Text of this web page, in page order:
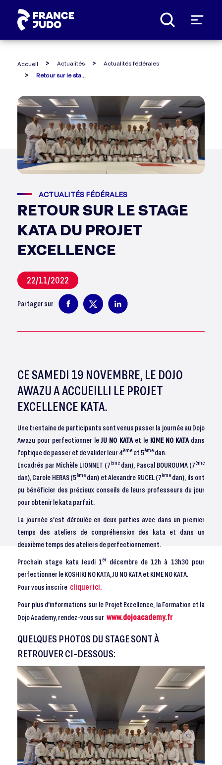
Accueil Actualités
Actualités fédérales
ACTUALITÉS FÉDÉRALES
RETOUR SUR LE STAGE
KATA DU PROJET
EXCELLENCE
22/11/2022
Partager sur
CE SAMEDI 19 NOVEMBRE, LE DOJO
AWAZU A ACCUEILLI LE PROJET
EXCELLENCE KATA.
Une trentaine de participants sont venus passer la journée au Dojo
Awazu pour perfectionner leJU NO KATAet le KIME NO KATAdans
l’optique de passer et de valider leur 4ème et 5ème dan.
Encadrés par Michèle LIONNET (7èmedan), Pascal BOUROUMA (7ème
dan), Carole HERAS (5ème dan) et Alexandre RUCEL (7èmedan), ils ont
pu bénéficier des précieux conseils de leurs professeurs du jour
pour obtenir le kata parfait.
La journée s’est déroulée en deux parties avec dans un premier
temps des ateliers de compréhension des kata et dans un
deuxième temps des ateliers de perfectionnement.
Prochain stage kata Jeudi 1erdécembre de 12h à 13h30 pour
perfectionner le KOSHIKI NO KATA, JU NO KATA et KIME NO KATA.
Pour vous inscrire cliquer ici.
Pour plus d'informations sur le Projet Excellence, la Formation et la
Dojo Academy, rendez-vous sur www.dojoacademy.fr
QUELQUES PHOTOS DU STAGE SONT À
RETROUVER CI-DESSOUS: